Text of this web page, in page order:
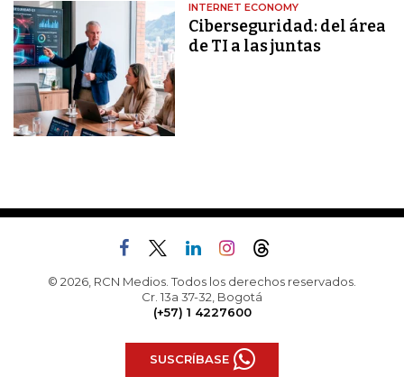
INTERNET ECONOMY
Ciberseguridad: del área
de TI a las juntas
© 2026, RCN Medios. Todos los derechos reservados.
Cr. 13a 37-32, Bogotá
(+57) 1 4227600
SUSCRÍBASE